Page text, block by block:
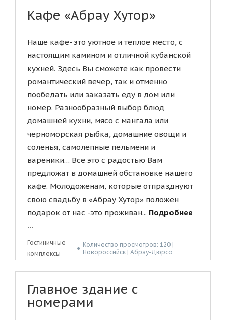
Кафе «Абрау Хутор»
Наше кафе- это уютное и тёплое место, с
настоящим камином и отличной кубанской
кухней. Здесь Вы сможете как провести
романтический вечер, так и отменно
пообедать или заказать еду в дом или
номер. Разнообразный выбор блюд
домашней кухни, мясо с мангала или
черноморская рыбка, домашние овощи и
соленья, самолепные пельмени и
вареники… Всё это с радостью Вам
предложат в домашней обстановке нашего
кафе. Молодоженам, которые отпразднуют
свою свадьбу в «Абрау Хутор» положен
подарок от нас -это проживан... Подробнее
...
Гостиничные
комплексы
● Количество просмотров: 120 |
Новороссийск | Абрау-Дюрсо
Главное здание с
номерами